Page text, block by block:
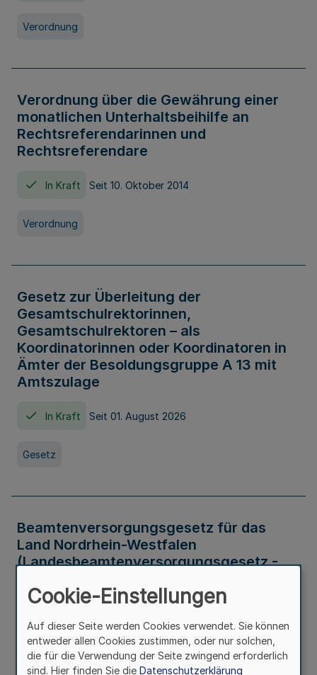
Verordnung
Verordnung über die Gewährung einer
monatlichen Unterhaltsbeihilfe an
Rechtsreferendarinnen und
Rechtsreferendare
In Kraft Seit 10. Oktober 2014
Verordnung
Gesetz zur Überleitung der
Gesamtschulrektorinnen,
Gesamtschulrektoren – als
Koordinatorinnen oder Koordinatoren in
Ämter der Besoldungsgruppe A 13 mit
Amtszulage
In Kraft Seit 01. August 2026
Gesetz
Beamtenversorgungsgesetz für das
Land Nordrhein-Westfalen
(Landesbeamtenversorgungsgesetz -
Gesetz
Cookie-Einstellungen
Auf dieser Seite werden Cookies verwendet. Sie können
entweder allen Cookies zustimmen, oder nur solchen,
die für die Verwendung der Seite zwingend erforderlich
sind. Hier finden Sie die Datenschutzerklärung